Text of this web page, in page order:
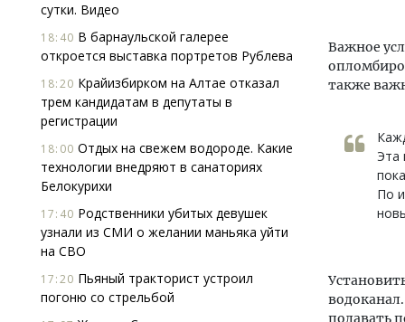
сутки. Видео
18:40 В барнаульской галерее
откроется выставка портретов Рублева
18:20 Крайизбирком на Алтае отказал
трем кандидатам в депутаты в
регистрации
18:00 Отдых на свежем водороде. Какие
технологии внедряют в санаториях
Белокурихи
17:40 Родственники убитых девушек
узнали из СМИ о желании маньяка уйти
на СВО
17:20 Пьяный тракторист устроил
погоню со стрельбой
Важное
также
Эта
По
подавать